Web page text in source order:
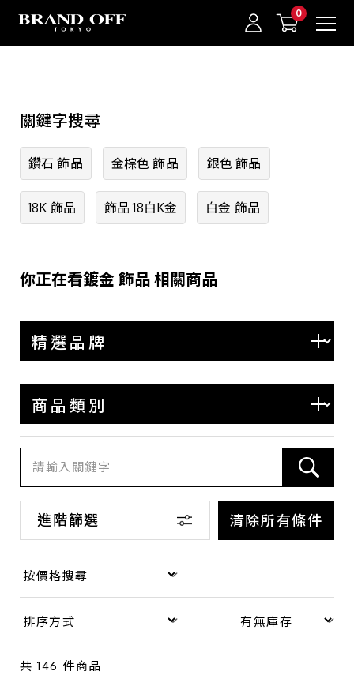
中古名牌業界No.1的BRAND OFF。BRAND OFF官網購物/h1>
登入/註冊 我的最愛
關鍵字搜尋
鑽石 飾品 金棕色 飾品 銀色 飾品
18K 飾品 飾品 18白K金 白金 飾品
你正在看鍍金 飾品 相關商品
進階篩選 清除所有條件
HERMES
CHANEL
LOUIS VUITTON
GUCCI
BVLGARI
TIFFANY
BOTTEGA VENETA
COACH
LOEWE
SAINT LAURENT
其他
商品類別
包款
錢包·飾物
手錶
共 146 件商品